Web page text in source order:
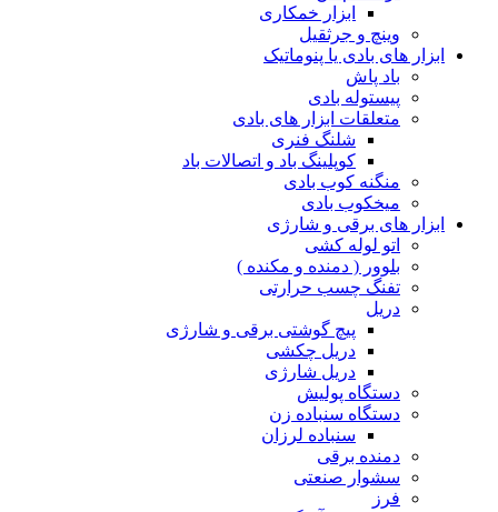
ابزار خمکاری
وینچ و جرثقیل
ابزار های بادی یا پنوماتیک
باد پاش
پیستوله بادی
متعلقات ابزار های بادی
شلنگ فنری
کوپلینگ باد و اتصالات باد
منگنه کوب بادی
میخکوب بادی
ابزار های برقی و شارژی
اتو لوله کشی
بلوور ( دمنده و مکنده )
تفنگ چسب حرارتی
دریل
پیچ گوشتی برقی و شارژی
دریل چکشی
دریل شارژی
دستگاه پولیش
دستگاه سنباده زن
سنباده لرزان
دمنده برقی
سشوار صنعتی
فرز